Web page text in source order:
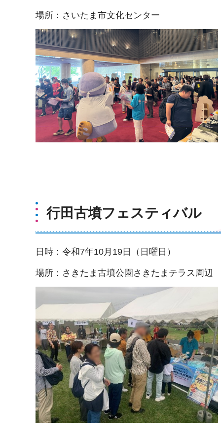
場所：さいたま市文化センター
行田古墳フェスティバル
日時：令和7年10月19日（日曜日）
場所：さきたま古墳公園さきたまテラス周辺